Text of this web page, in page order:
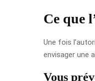
Ce que
Une fois
envisager une
Vous